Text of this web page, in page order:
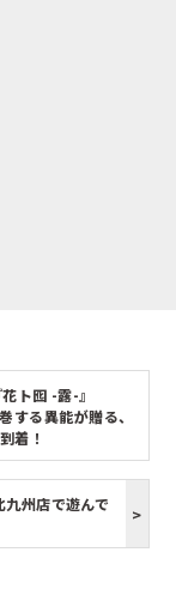
ト囮 -露-』
る異能が贈る、
着！
九州店で遊んで